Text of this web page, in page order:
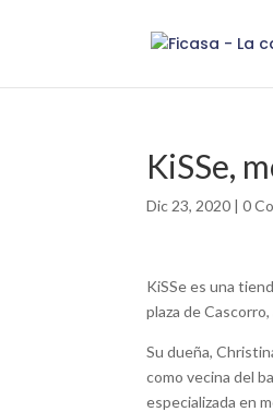
KiSSe,
Dic 23, 2020 |0
KiSSe es una
plaza de
Su dueña,
como vecina del
especializada en